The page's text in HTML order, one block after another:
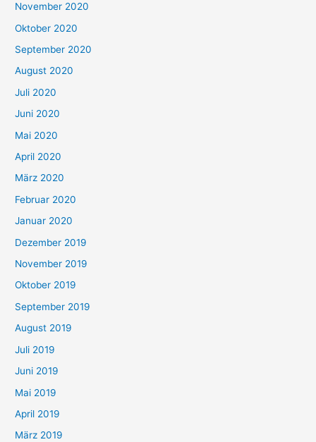
November 2020
Oktober 2020
September 2020
August 2020
Juli 2020
Juni 2020
Mai 2020
April 2020
März 2020
Februar 2020
Januar 2020
Dezember 2019
November 2019
Oktober 2019
September 2019
August 2019
Juli 2019
Juni 2019
Mai 2019
April 2019
März 2019